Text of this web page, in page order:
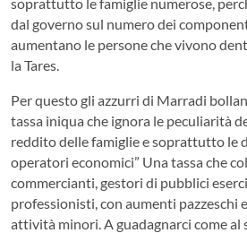
dal governo sul numero dei
aumentano le persone che vivono
la Tares.
Per questo gli azzurri di Marradi
tassa iniqua che ignora le peculiarità
reddito delle famiglie e soprattutto le
operatori economici” Una tassa che
commercianti, gestori di pubblici
professionisti, con aumenti pazzeschi
attività minori. A guadagnarci come al